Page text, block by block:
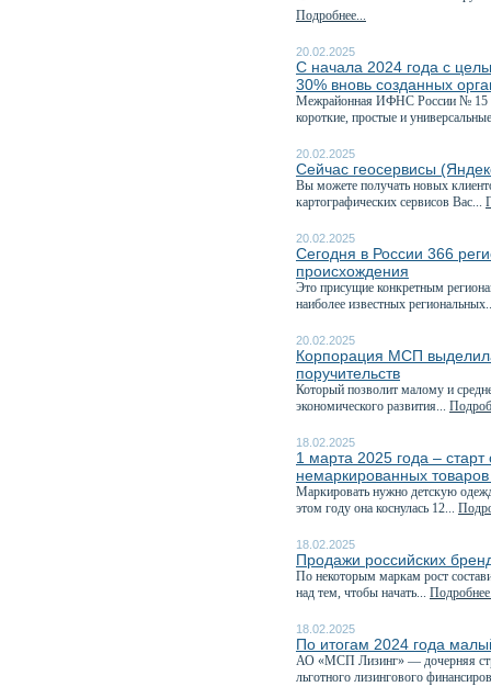
Подробнее...
20.02.2025
С начала 2024 года с
30% вновь созданных
Межрайонная ИФНС России № 15
короткие, простые и
20.02.2025
Сейчас геосервисы
Вы можете получать новых
картографических сервисов Вас...
20.02.2025
Сегодня в России 366
происхождения
Это присущие конкретным
наиболее известных
20.02.2025
Корпорация МСП
поручительств
Который позволит малому и
экономического развития...
18.02.2025
1 марта 2025 года –
немаркированных
Маркировать нужно детскую
этом году она коснулась 12...
18.02.2025
Продажи российских
По некоторым маркам рост
над тем, чтобы начать...
18.02.2025
По итогам 2024 года
АО «МСП Лизинг» — дочерняя
льготного лизингового